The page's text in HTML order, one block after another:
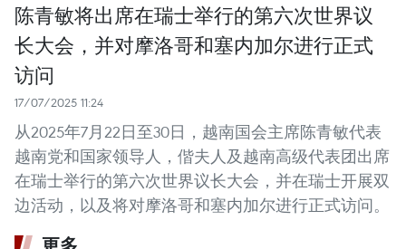
陈青敏将出席在瑞士举行的第六次世界议
长大会，并对摩洛哥和塞内加尔进行正式
访问
17/07/2025 11:24
从2025年7月22日至30日，越南国会主席陈青敏代表
越南党和国家领导人，偕夫人及越南高级代表团出席
在瑞士举行的第六次世界议长大会，并在瑞士开展双
边活动，以及将对摩洛哥和塞内加尔进行正式访问。